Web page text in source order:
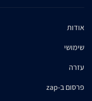
אודות
שימושי
עזרה
פרסום ב-zap